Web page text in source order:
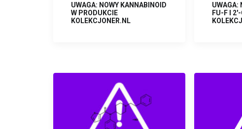
UWAGA: NOWY KANNABINOID
W PRODUKCIE
KOLEKCJONER.NL
UWAGA:
FU-F I